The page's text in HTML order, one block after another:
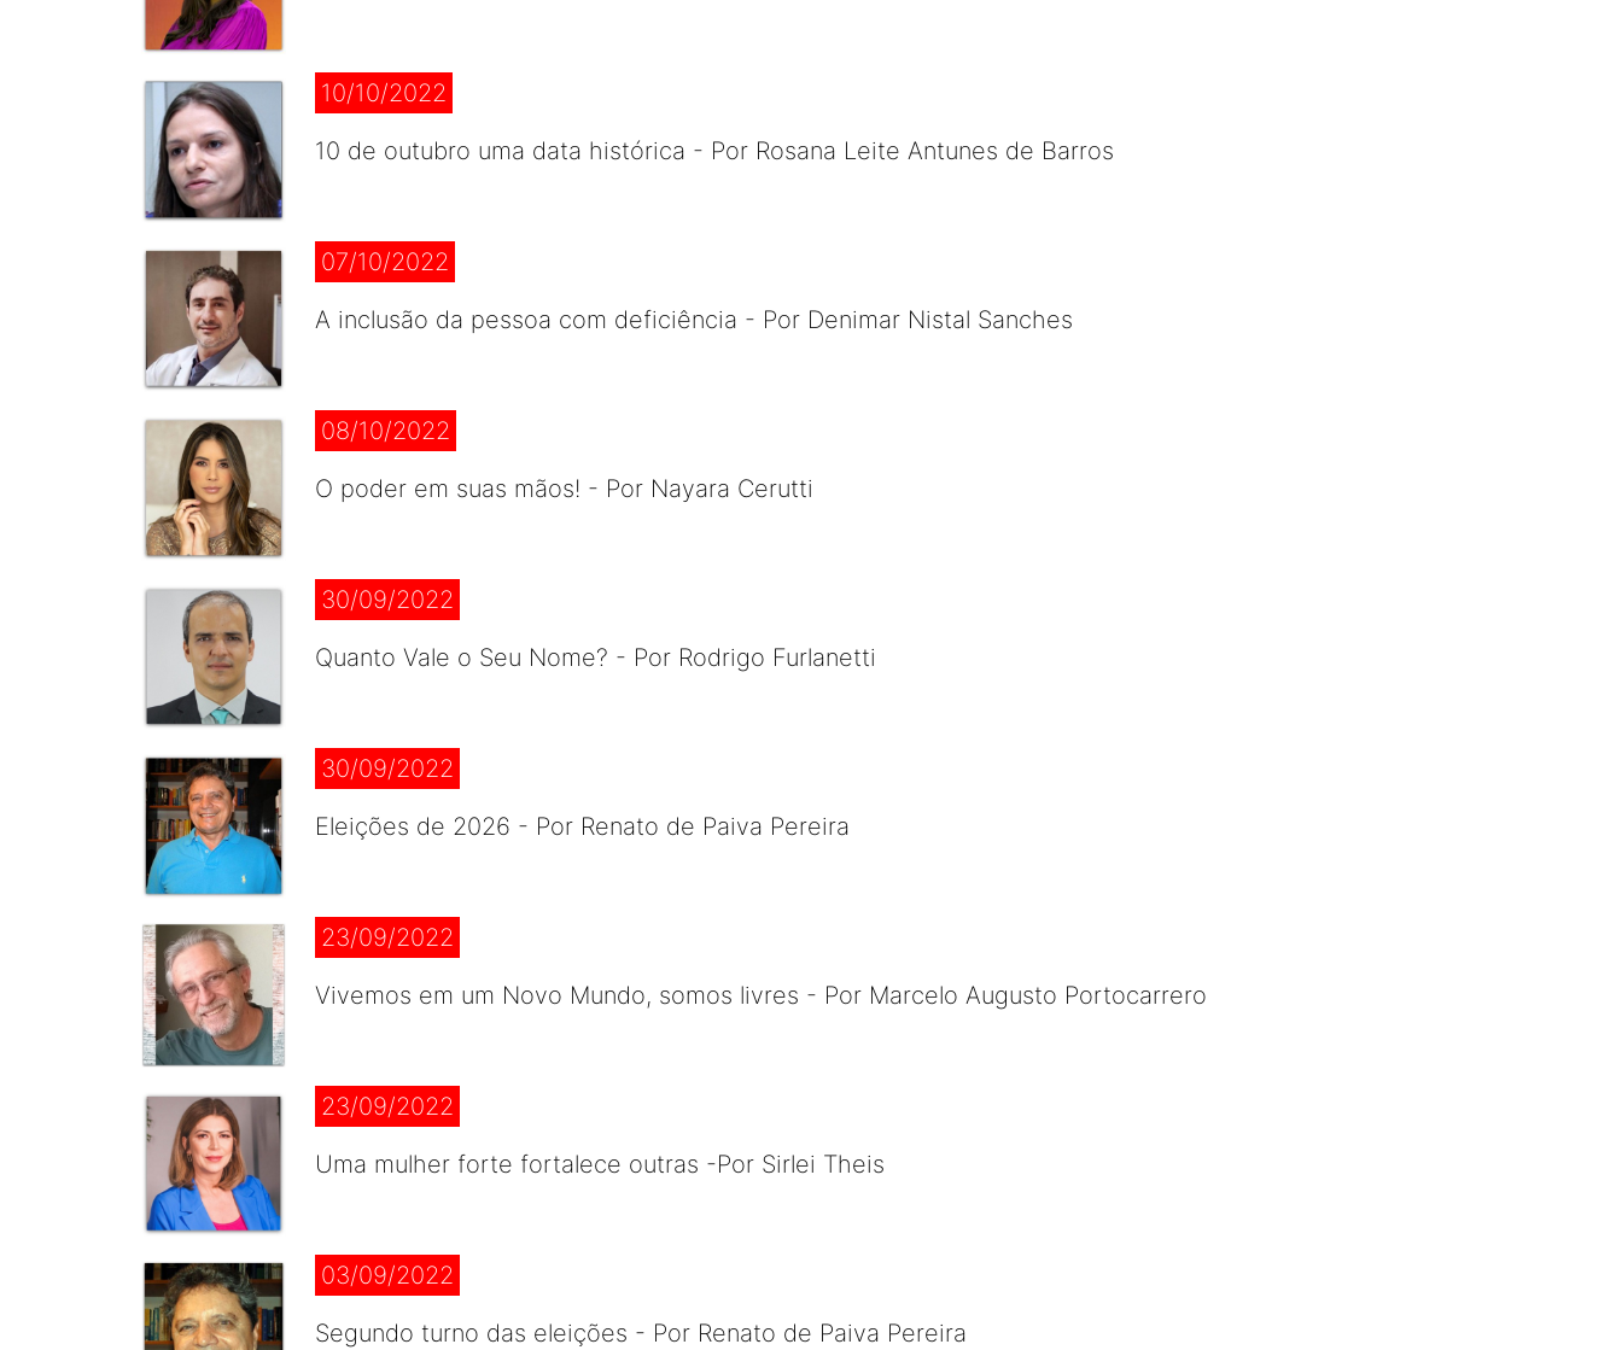
10/10/2022
10 de outubro uma data histórica - Por Rosana Leite Antunes de Barros
07/10/2022
A inclusão da pessoa com deficiência - Por Denimar Nistal Sanches
08/10/2022
O poder em suas mãos! - Por Nayara Cerutti
30/09/2022
Quanto Vale o Seu Nome? - Por Rodrigo Furlanetti
30/09/2022
Eleições de 2026 - Por Renato de Paiva Pereira
23/09/2022
Vivemos em um Novo Mundo, somos livres - Por Marcelo Augusto Portocarrero
23/09/2022
Uma mulher forte fortalece outras -Por Sirlei Theis
03/09/2022
Segundo turno das eleições - Por Renato de Paiva Pereira